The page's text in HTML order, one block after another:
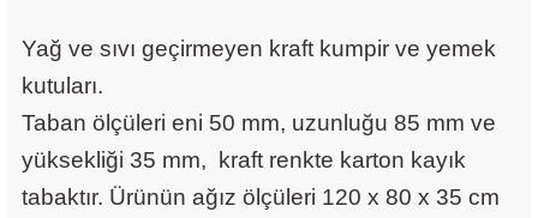
Yağ ve sıvı geçirmeyen kraft kumpir ve yemek
kutuları.
Taban ölçüleri eni 50 mm, uzunluğu 85 mm ve
yüksekliği 35 mm, kraft renkte karton kayık
tabaktır. Ürünün ağız ölçüleri 120 x 80 x 35 cm